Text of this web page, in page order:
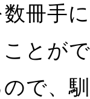
冊手
とが
で、